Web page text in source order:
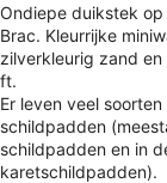
Ondiepe duikstek
Brac. Kleurrijke
zilverkleurig zand
ft.
Er leven veel
schildpadden
schildpadden en in
karetschildpadden).